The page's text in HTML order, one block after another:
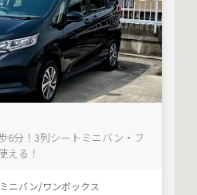
6分！3列シートミニバン・フ
える！
ミニバン/ワンボックス